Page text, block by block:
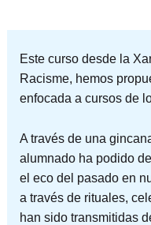
Este curso desde la
Racisme, hemos
enfocada a cursos de
A través de una
alumnado ha podido
el eco del pasado en
a través de rituales,
han sido transmitidas